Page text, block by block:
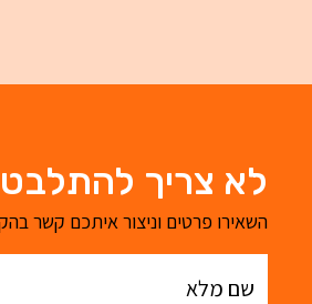
לא צריך
השאירו פרטים וניצור איתכם קשר
שם מלא